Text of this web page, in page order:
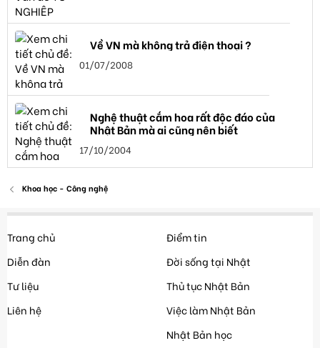
Về VN mà không trả điện thoại ?
01/07/2008
Nghệ thuật cắm hoa rất độc đáo của
Nhật Bản mà ai cũng nên biết
17/10/2004
Khoa học - Công nghệ
Trang chủ
Diễn đàn
Tư liệu
Liên hệ
Điểm tin
Đời sống tại Nhật
Thủ tục Nhật Bản
Việc làm Nhật Bản
Nhật Bản học